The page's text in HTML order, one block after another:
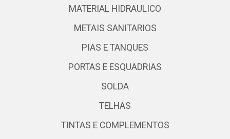
MATERIAL HIDRAULICO
METAIS SANITARIOS
PIAS E TANQUES
PORTAS E ESQUADRIAS
SOLDA
TELHAS
TINTAS E COMPLEMENTOS